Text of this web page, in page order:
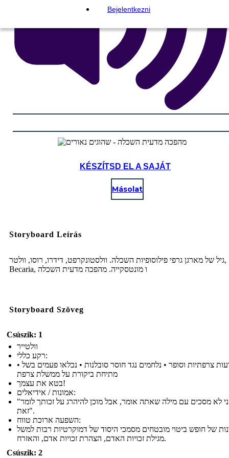
Bejelentkezni
KÉSZÍTSD EL A SAJÁT
Másolat
Storyboard Leírás
גיל של מארגן גרפי פילוסופיות השכלה. וולסטונקרפט, דידרו, רוסו, וולטר,
Becaria, ו מונטסקייה. מהפכה מדעית השכלה
Storyboard Szöveg
Csúszik: 1
וולטייר
רקע כללי:
• הוגה דעות צרפתיות וסופר • נלחמים נגד חוסר סובלנות • נכלאו פעמים בשל
מתיחת ביקורת על ממשלת צרפת
בטא את עצמך!
אמונות / אידיאלים:
"אני לא מסכים עם מילה שאתה אומר, אבל מוכן להיהרג על זכותך לומר
זאת".
השפעה ארוכת טווח:
של חופש ביטוי מובטחים מסמכי היסוד של דמוקרטיות רבות למשל
מגילת זכויות האדם, הצהרת זכויות אדם, והאזרח.
Csúszik: 2